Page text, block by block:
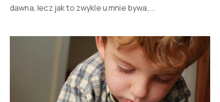
dawna, lecz jak to zwykle u mnie bywa,...